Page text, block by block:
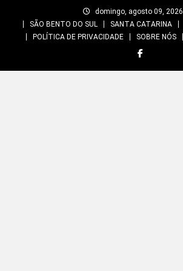
domingo, agosto 09, 2026
SÃO BENTO DO SUL
SANTA CATARINA
POLÍTICA DE PRIVACIDADE
SOBRE NÓS